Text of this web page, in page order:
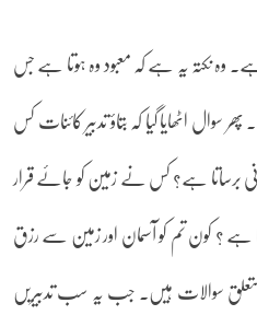
وہ نکتہ یہ ہے کہ معبود وہ ہوتا ہے جس
اٹھایا گیا کہ بتاؤ تدبیر کائنات کس
ہے؟ کس نے زمین کو جائے قرار
ہے ؟ کون تم کو آسمان اور زمین سے رزق
سوالات ہیں۔ جب یہ سب تدبیریں